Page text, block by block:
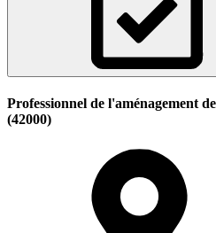
Professionnel de l'aménagement
(42000)